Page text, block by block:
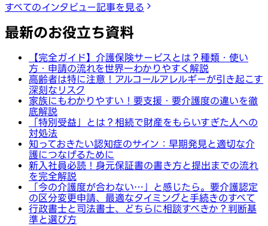
すべてのインタビュー記事を見る
最新のお役立ち資料
【完全ガイド】介護保険サービスとは？種類・使い
方・申請の流れを世界一わかりやすく解説
高齢者は特に注意！アルコールアレルギーが引き起こす
深刻なリスク
家族にもわかりやすい！要支援・要介護度の違いを徹
底解説
「特別受益」とは？相続で財産をもらいすぎた人への
対処法
知っておきたい認知症のサイン：早期発見と適切な介
護につなげるために
新入社員必読！身元保証書の書き方と提出までの流れ
を完全解説
「今の介護度が合わない…」と感じたら。要介護認定
の区分変更申請、最適なタイミングと手続きのすべて
行政書士と司法書士、どちらに相談すべきか？判断基
準と選び方